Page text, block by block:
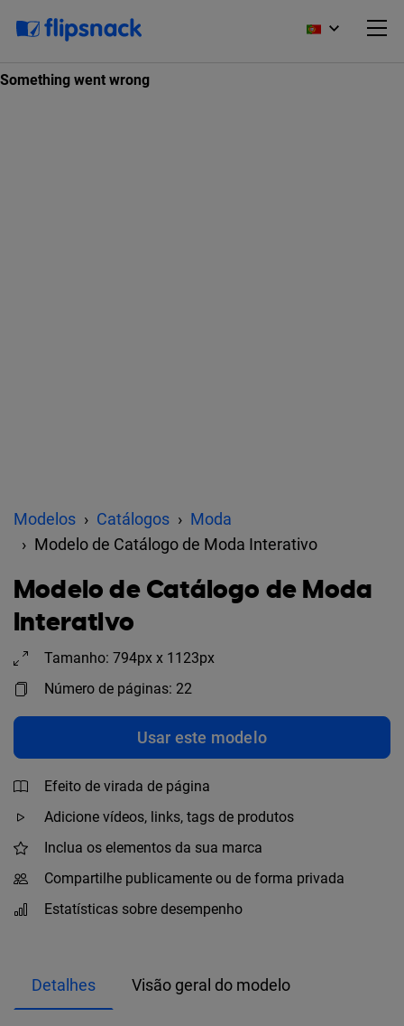
Modelos Catálogos
Moda
Modelo de Catálogo de Moda Interativo
Modelo de Catálogo de Moda
Interativo
Tamanho: 794px x 1123px
Número de páginas: 22
Usar este modelo
Efeito de virada de página
Adicione vídeos, links, tags de produtos
Inclua os elementos da sua marca
Compartilhe publicamente ou de forma privada
Estatísticas sobre desempenho
Detalhes Visão geral do modelo